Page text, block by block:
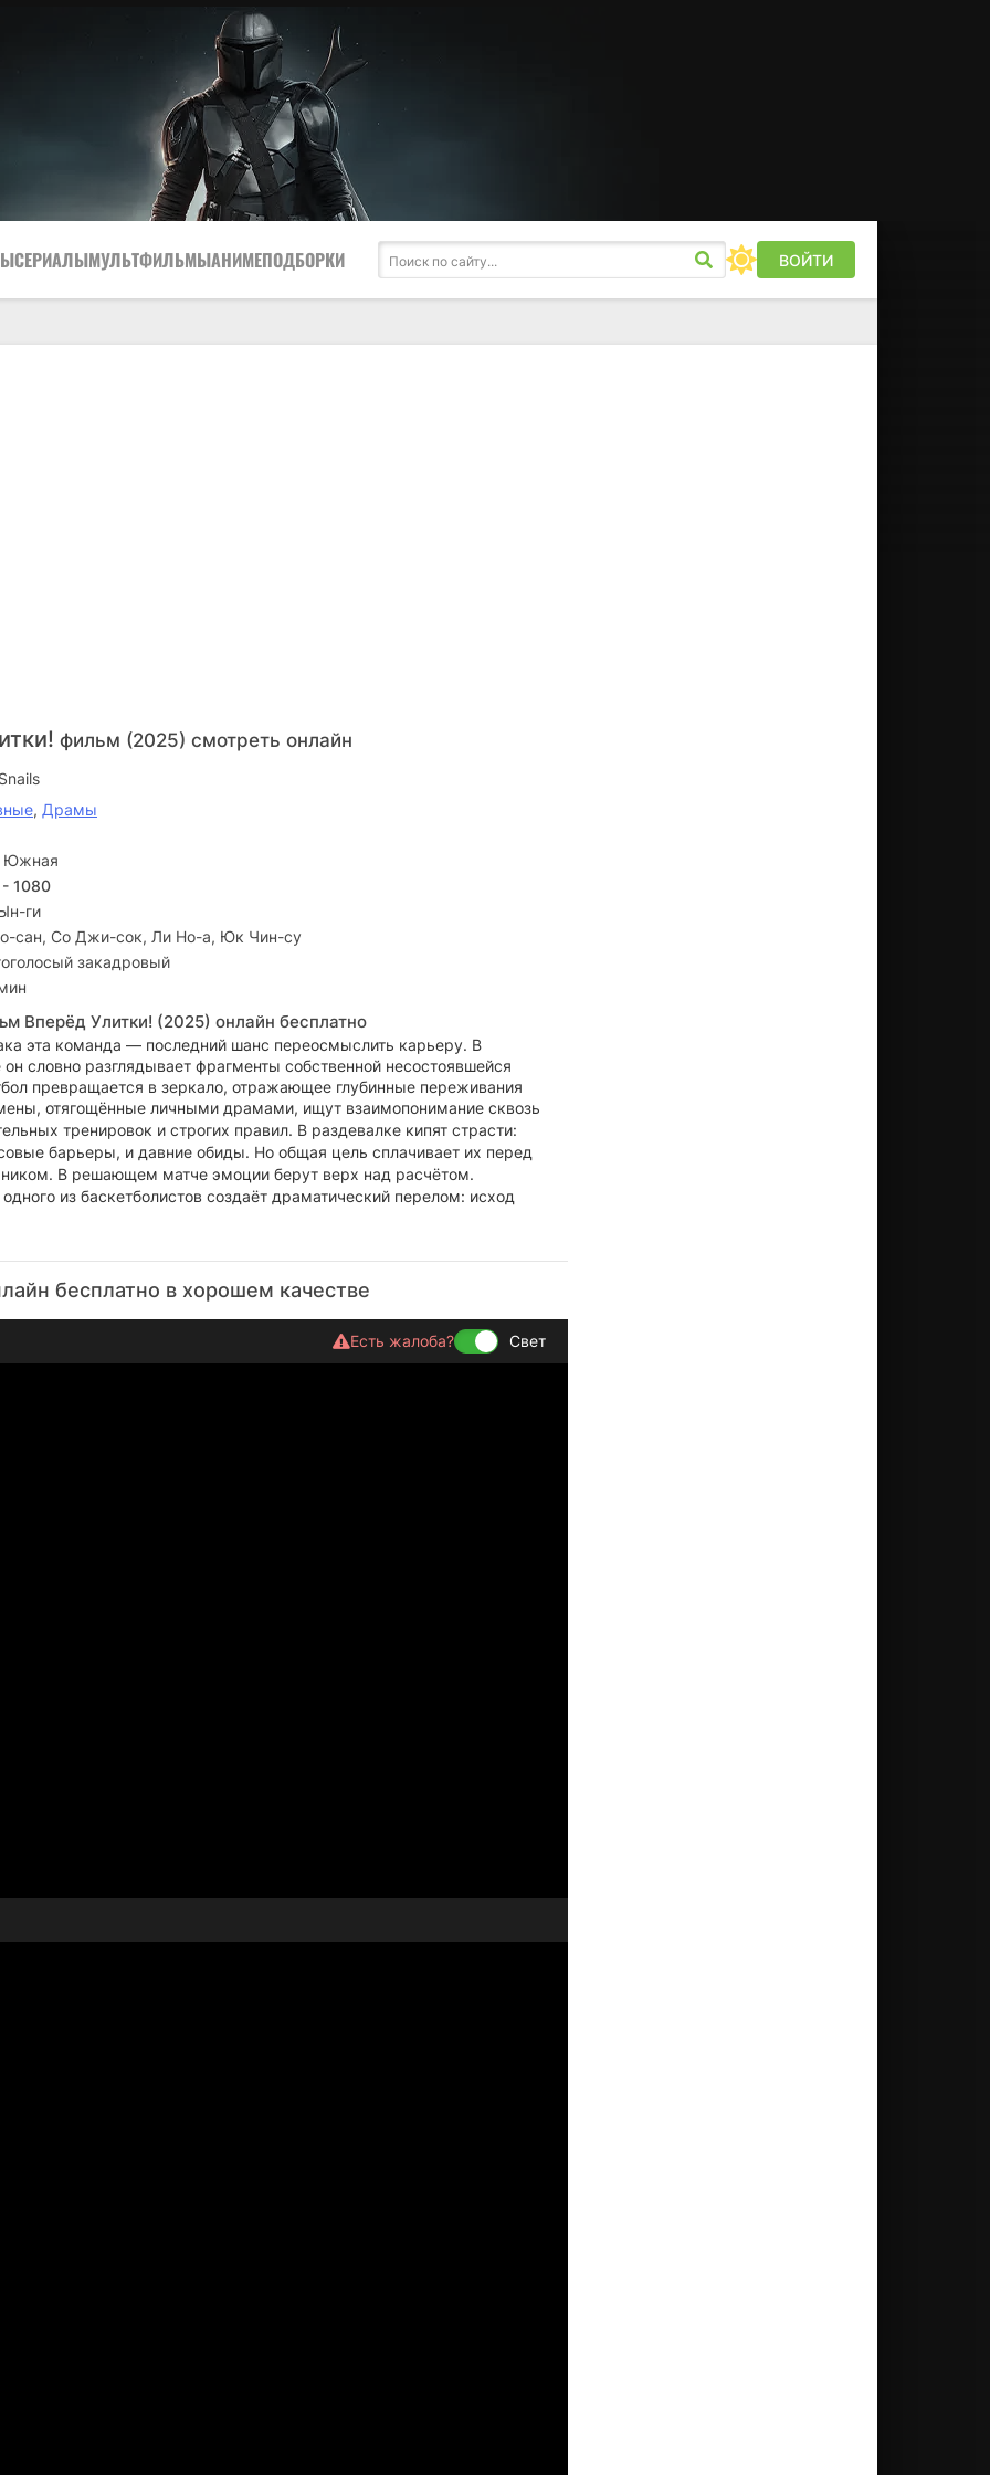
СЕРИАЛЫМУЛЬТФИЛЬМЫАНИМЕПОДБОРКИ ВОЙТИ
фильм (2025) смотреть онлайн
, Драмы
Южная
1080
ги
сан, Со Джи-сок, Ли Но-а, Юк Чин-су
закадровый
Вперёд Улитки! (2025) онлайн бесплатно
эта команда — последний шанс переосмыслить карьеру. В
словно разглядывает фрагменты собственной несостоявшейся
превращается в зеркало, отражающее глубинные переживания
отягощённые личными драмами, ищут взаимопонимание сквозь
тренировок и строгих правил. В раздевалке кипят страсти:
барьеры, и давние обиды. Но общая цель сплачивает их перед
В решающем матче эмоции берут верх над расчётом.
из баскетболистов создаёт драматический перелом: исход
бесплатно в хорошем качестве
Есть жалоба? Свет